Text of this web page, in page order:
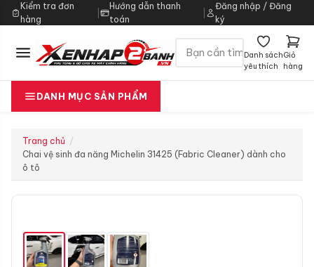
Kiểm tra đơn
hàng
|
Hướng dẫn thanh
toán
Đăng nhập / Đăng
ký
Danh sách
yêu thích
Giỏ
hàng
DANH MỤC SẢN PHẨM
Trang chủ
Chai vệ sinh đa năng Michelin 31425 (Fabric Cleaner) dành cho
ô tô